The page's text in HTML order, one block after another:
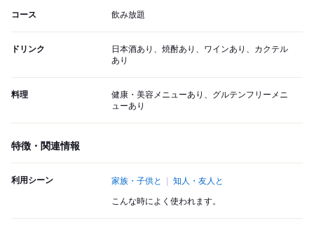
コース 飲み放題
ドリンク
日本酒あり、焼酎あり、ワインあり、カクテル
あり
料理
健康・美容メニューあり、グルテンフリーメニ
ューあり
特徴・関連情報
利用シーン 家族・子供と 知人・友人と
こんな時によく使われます。